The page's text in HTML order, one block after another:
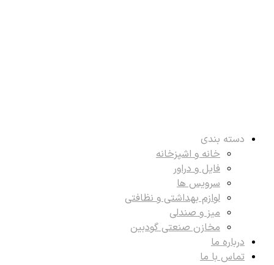
دسته بندی
خانه و اشپزخانه
فایل و دراور
سرویس ها
لوازم بهداشتی و نظافتی
میز و صندلی
مخازن صنعتی گودبین
درباره ما
تماس با ما